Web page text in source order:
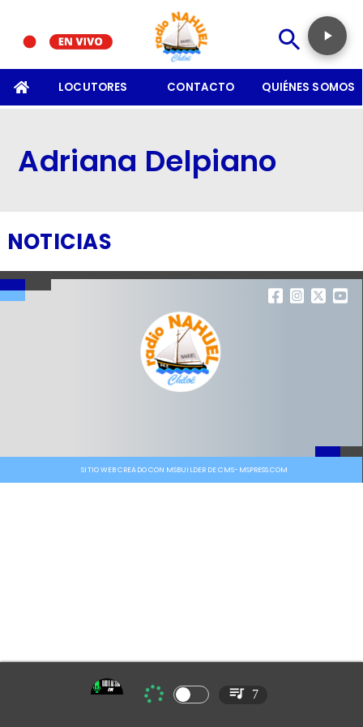
LOCUTORES CONTACTO QUIÉNES SOMOS
Adriana Delpiano
NOTICIAS
SITIO WEB CREADO CON MSBUILDER DE CMS-MSPRESS.COM
7